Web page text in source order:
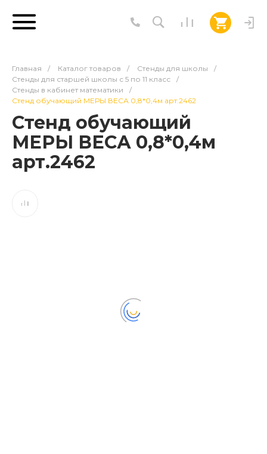
Главная / Каталог товаров / Стенды для школы
/
Стенды для старшей школы с 5 по 11 класс
/
Стенды в кабинет математики
/
Стенд обучающий МЕРЫ ВЕСА 0,8*0,4м арт.2462
Стенд обучающий
МЕРЫ ВЕСА 0,8*0,4м
арт.2462